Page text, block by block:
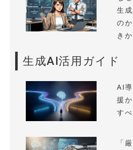
生
の
きか
生成AI活用ガイド
AI
援
す
「